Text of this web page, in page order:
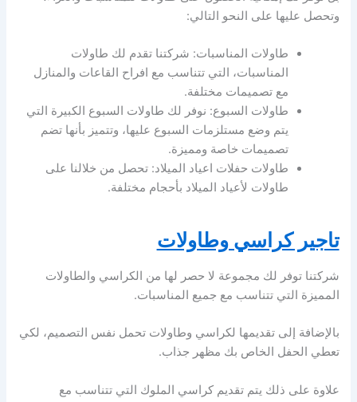
وتحصل عليها على النحو التالي:
طاولات المناسبات: شركتنا تقدم لك طاولات
المناسبات، التي تتناسب مع افراح القاعات والمنازل
مع تصميمات مختلفة.
طاولات السبوع: نوفر لك طاولات السبوع الكبيرة التي
يتم وضع مستلزمات السبوع عليها، وتتميز بأنها تضم
تصميمات خاصة ومميزة.
طاولات حفلات اعياد الميلاد: تحصل من خلالنا على
طاولات لأعياد الميلاد بأحجام مختلفة.
تاجير كراسي وطاولات
شركتنا توفر لك مجموعة لا حصر لها من الكراسي والطاولات
المميزة التي تتناسب مع جميع المناسبات.
بالإضافة إلى تقديمها لكراسي وطاولات تحمل نفس التصميم، لكي
تعطي الحفل الخاص بك مظهر جذاب.
علاوة على ذلك يتم تقديم كراسي الملوك التي تتناسب مع